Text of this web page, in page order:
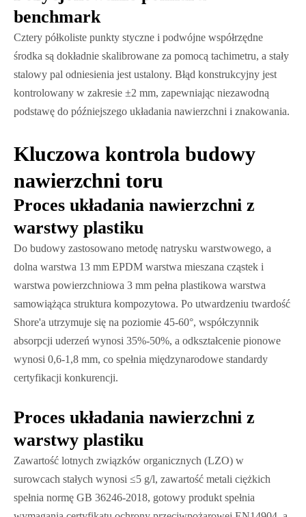
benchmark
Cztery półkoliste punkty styczne i podwójne współrzędne
środka są dokładnie skalibrowane za pomocą tachimetru, a stały
stalowy pal odniesienia jest ustalony. Błąd konstrukcyjny jest
kontrolowany w zakresie ±2 mm, zapewniając niezawodną
podstawę do późniejszego układania nawierzchni i znakowania.
Kluczowa kontrola budowy
nawierzchni toru
Proces układania nawierzchni z
warstwy plastiku
Do budowy zastosowano metodę natrysku warstwowego, a
dolna warstwa 13 mm EPDM warstwa mieszana cząstek i
warstwa powierzchniowa 3 mm pełna plastikowa warstwa
samowiążąca struktura kompozytowa. Po utwardzeniu twardość
Shore'a utrzymuje się na poziomie 45-60°, współczynnik
absorpcji uderzeń wynosi 35%-50%, a odkształcenie pionowe
wynosi 0,6-1,8 mm, co spełnia międzynarodowe standardy
certyfikacji konkurencji.
Proces układania nawierzchni z
warstwy plastiku
Zawartość lotnych związków organicznych (LZO) w
surowcach stałych wynosi ≤5 g/l, zawartość metali ciężkich
spełnia normę GB 36246-2018, gotowy produkt spełnia